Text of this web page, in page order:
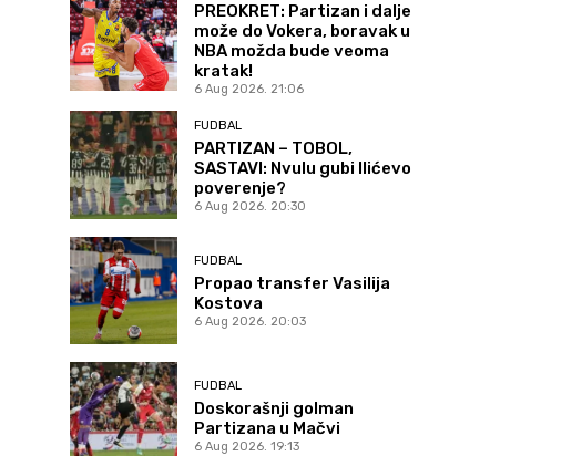
PREOKRET: Partizan i dalje
može do Vokera, boravak u
NBA možda bude veoma
kratak!
6 Aug 2026. 21:06
FUDBAL
PARTIZAN – TOBOL,
SASTAVI: Nvulu gubi Ilićevo
poverenje?
6 Aug 2026. 20:30
FUDBAL
Propao transfer Vasilija
Kostova
6 Aug 2026. 20:03
FUDBAL
Doskorašnji golman
Partizana u Mačvi
6 Aug 2026. 19:13